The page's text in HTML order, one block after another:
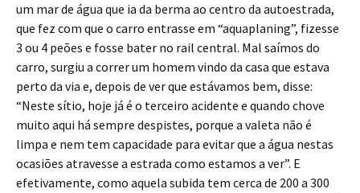
um mar de água que ia da berma ao centro da autoestrada,
que fez com que o carro entrasse em “aquaplaning”, fizesse
3 ou 4 peões e fosse bater no rail central. Mal saímos do
carro, surgiu a correr um homem vindo da casa que estava
perto da via e, depois de ver que estávamos bem, disse:
“Neste sítio, hoje já é o terceiro acidente e quando chove
muito aqui há sempre despistes, porque a valeta não é
limpa e nem tem capacidade para evitar que a água nestas
ocasiões atravesse a estrada como estamos a ver”. E
efetivamente, como aquela subida tem cerca de 200 a 300